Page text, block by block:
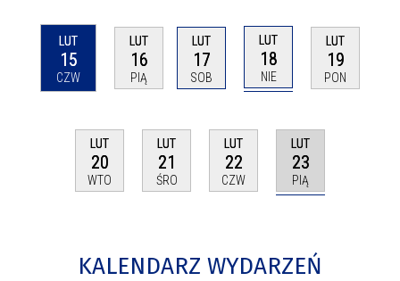
LUT
15
CZW
LUT
16
PIĄ
LUT
17
SOB
LUT
18
NIE
LUT
19
PON
LUT
20
WTO
LUT
21
ŚRO
LUT
22
CZW
LUT
23
PIĄ
KALENDARZ WYDARZEŃ